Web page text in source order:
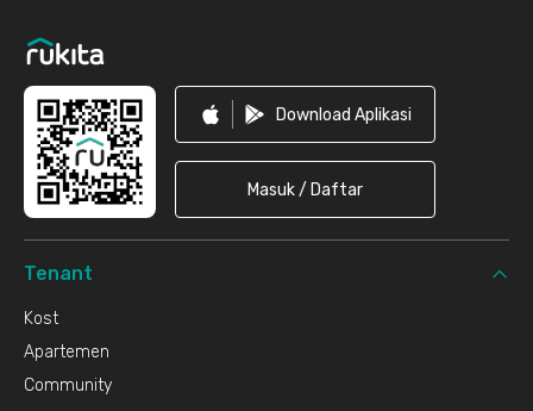
Download Aplikasi
Masuk / Daftar
Tenant
Kost
Apartemen
Community